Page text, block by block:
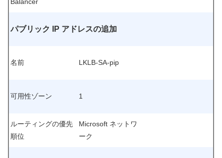
パブリック IP アドレスの追加
名前 LKLB-SA-pip
可用性ゾーン 1
ルーティングの優先
順位
Microsoft ネットワ
ーク